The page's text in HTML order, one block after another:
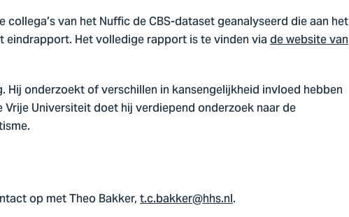
van het Nuffic de CBS-dataset geanalyseerd die aan het
Het volledige rapport is te vinden viade website van
onderzoekt of verschillen in kansengelijkheid invloed hebben
Universiteit doet hij verdiepend onderzoek naar de
op met Theo Bakker,t.c.bakker@hhs.nl.